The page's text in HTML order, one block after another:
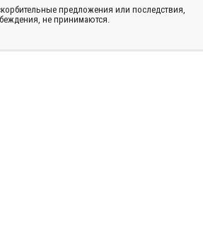
предложения или последствия,
не принимаются.